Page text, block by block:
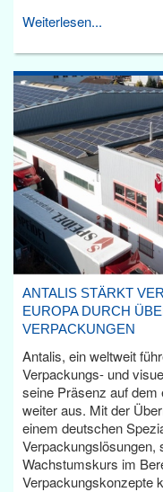
Weiterlesen...
ANTALIS STÄRKT
EUROPA DURCH
VERPACKUNGEN
Antalis, ein weltweit
Verpackungs- und
seine Präsenz auf
weiter aus. Mit der
einem deutschen
Verpackungslösungen,
Wachstumskurs im
Verpackungskonzepte